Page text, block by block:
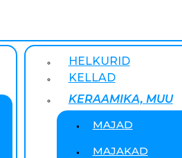
HELKURID
KELLAD
KERAAMIKA, MUU
MAJAD
MAJAKAD